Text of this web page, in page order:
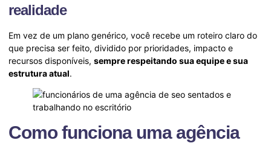
realidade
Em vez de um plano genérico, você recebe um roteiro claro do
que precisa ser feito, dividido por prioridades, impacto e
recursos disponíveis, sempre respeitando sua equipe e sua
estrutura atual.
Como funciona uma agência